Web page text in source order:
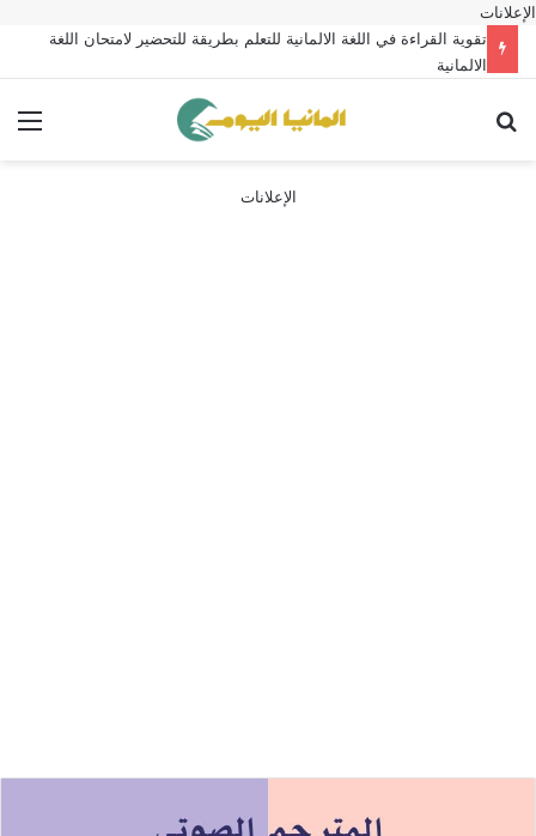
الإعلانات
تقوية القراءة في اللغة الالمانية للتعلم بطريقة للتحضير لامتحان اللغة
الالمانية
الإعلانات